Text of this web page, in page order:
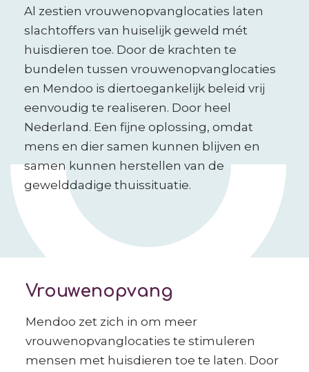
Al zestien vrouwenopvanglocaties laten
slachtoffers van huiselijk geweld mét
huisdieren toe. Door de krachten te
bundelen tussen vrouwenopvanglocaties
en Mendoo is diertoegankelijk beleid vrij
eenvoudig te realiseren. Door heel
Nederland. Een fijne oplossing, omdat
mens en dier samen kunnen blijven en
samen kunnen herstellen van de
gewelddadige thuissituatie.
Vrouwenopvang
Mendoo zet zich in om meer
vrouwenopvanglocaties te stimuleren
mensen met huisdieren toe te laten. Door